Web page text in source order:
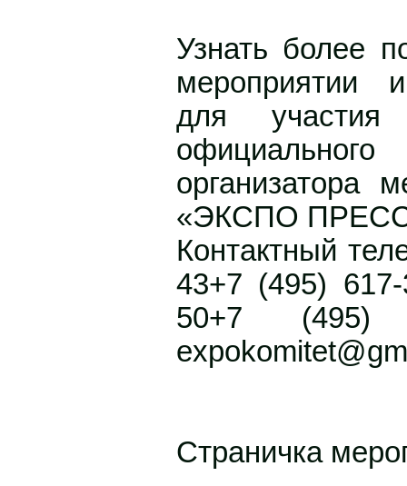
Узнать более
мероприятии и
для
организатора
«ЭКСПО
Контактный
43+7 (495)
50+7 (495)
Страничка